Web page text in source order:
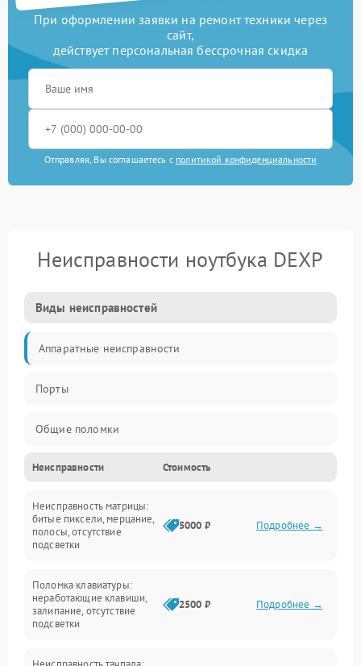
При оформлении заявки на ремонт техники через
сайт,
действует персональная бессрочная скидка
Отправляя, Вы соглашаетесь с политикой конфиденциальности
Неисправности ноутбука DEXP
Виды неисправностей
Аппаратные неисправности
Порты
Общие поломки
Устройства
Программные ошибки
Электрические и системные сбои
Интерфейсные проблемы
Батарея
Неисправности Стоимость
Неисправность матрицы:
битые пиксели, мерцание,
полосы, отсутствие
подсветки
5000 ₽ Подробнее →
Поломка клавиатуры:
неработающие клавиши,
залипание, отсутствие
подсветки
2500 ₽ Подробнее →